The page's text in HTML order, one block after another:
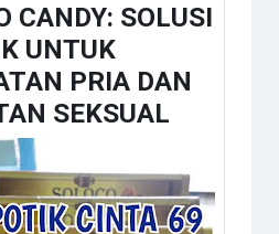
CANDY: SOLUSI
UNTUK
PRIA DAN
SEKSUAL